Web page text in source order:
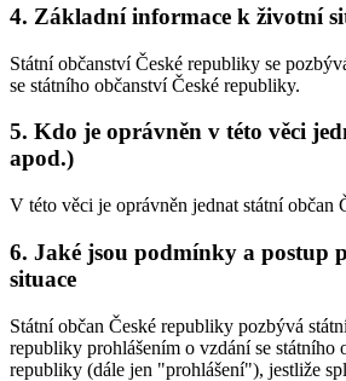
4. Základní informace k životní
Státní občanství České republiky se
se státního občanství České republiky.
5. Kdo je oprávněn v této věci
apod.)
V této věci je oprávněn jednat státní občan
6. Jaké jsou podmínky a postup
situace
Státní občan České republiky pozbývá
republiky prohlášením o vzdání se státního
republiky (dále jen "prohlášení"), jestliže